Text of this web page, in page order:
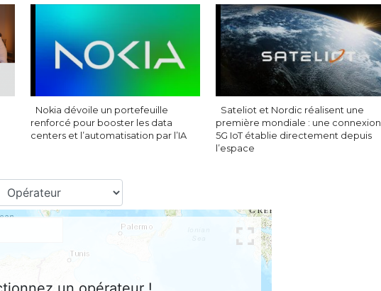
Nokia dévoile un portefeuille
renforcé pour booster les data
centers et l’automatisation par l’IA
Sateliot et Nordic réalisent une
première mondiale : une connexion
5G IoT établie directement depuis
l’espace